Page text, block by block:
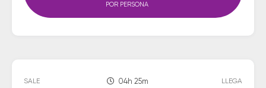
POR PERSONA
SALE 04h 25m LLEGA